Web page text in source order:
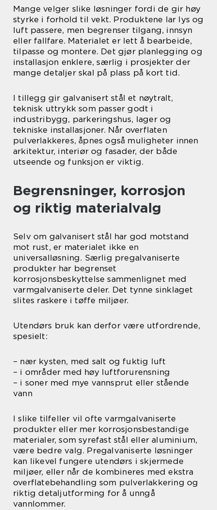
Mange velger slike løsninger fordi de gir høy
styrke i forhold til vekt. Produktene lar lys og
luft passere, men begrenser tilgang, innsyn
eller fallfare. Materialet er lett å bearbeide,
tilpasse og montere. Det gjør planlegging og
installasjon enklere, særlig i prosjekter der
mange detaljer skal på plass på kort tid.
I tillegg gir galvanisert stål et nøytralt,
teknisk uttrykk som passer godt i
industribygg, parkeringshus, lager og
tekniske installasjoner. Når overflaten
pulverlakkeres, åpnes også muligheter innen
arkitektur, interiør og fasader, der både
utseende og funksjon er viktig.
Begrensninger, korrosjon
og riktig materialvalg
Selv om galvanisert stål har god motstand
mot rust, er materialet ikke en
universalløsning. Særlig pregalvaniserte
produkter har begrenset
korrosjonsbeskyttelse sammenlignet med
varmgalvaniserte deler. Det tynne sinklaget
slites raskere i tøffe miljøer.
Utendørs bruk kan derfor være utfordrende,
spesielt:
– nær kysten, med salt og fuktig luft
– i områder med høy luftforurensning
– i soner med mye vannsprut eller stående
vann
I slike tilfeller vil ofte varmgalvaniserte
produkter eller mer korrosjonsbestandige
materialer, som syrefast stål eller aluminium,
være bedre valg. Pregalvaniserte løsninger
kan likevel fungere utendørs i skjermede
miljøer, eller når de kombineres med ekstra
overflatebehandling som pulverlakkering og
riktig detaljutforming for å unngå
vannlommer.